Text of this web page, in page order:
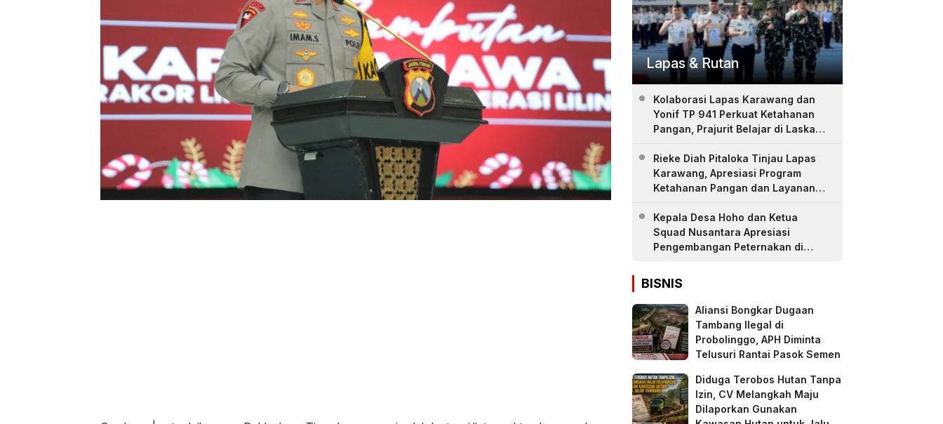
Lapas & Rutan
Kolaborasi Lapas Karawang dan
Yonif TP 941 Perkuat Ketahanan
Pangan, Prajurit Belajar di Laskar
Rieke Diah Pitaloka Tinjau Lapas
Karawang, Apresiasi Program
Ketahanan Pangan dan Layanan
Kepala Desa Hoho dan Ketua
Squad Nusantara Apresiasi
Pengembangan Peternakan di
BISNIS
Aliansi Bongkar Dugaan
Tambang Ilegal di
Probolinggo, APH Diminta
Telusuri Rantai Pasok Semen
Diduga Terobos Hutan Tanpa
Izin, CV Melangkah Maju
Dilaporkan Gunakan